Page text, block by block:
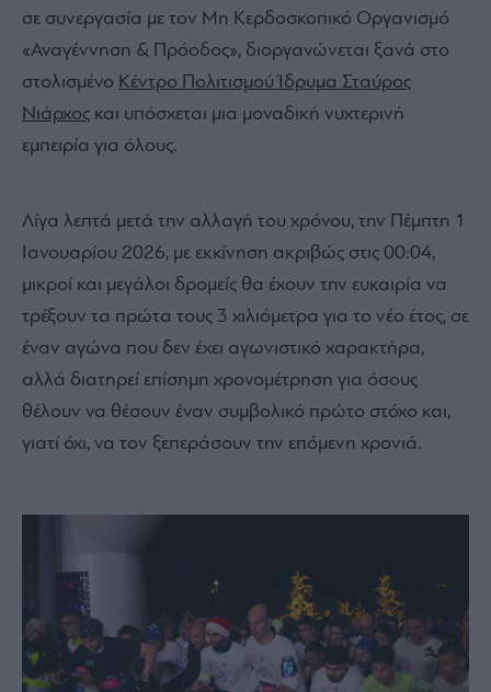
σε συνεργασία με τον Μη Κερδοσκοπικό Οργανισμό
«Αναγέννηση & Πρόοδος», διοργανώνεται ξανά στο
στολισμένο Κέντρο Πολιτισμού Ίδρυμα Σταύρος
Νιάρχος και υπόσχεται μια μοναδική νυχτερινή
εμπειρία για όλους.
Λίγα λεπτά μετά την αλλαγή του χρόνου, την Πέμπτη 1
Ιανουαρίου 2026, με εκκίνηση ακριβώς στις 00:04,
μικροί και μεγάλοι δρομείς θα έχουν την ευκαιρία να
τρέξουν τα πρώτα τους 3 χιλιόμετρα για το νέο έτος, σε
έναν αγώνα που δεν έχει αγωνιστικό χαρακτήρα,
αλλά διατηρεί επίσημη χρονομέτρηση για όσους
θέλουν να θέσουν έναν συμβολικό πρώτο στόχο και,
γιατί όχι, να τον ξεπεράσουν την επόμενη χρονιά.